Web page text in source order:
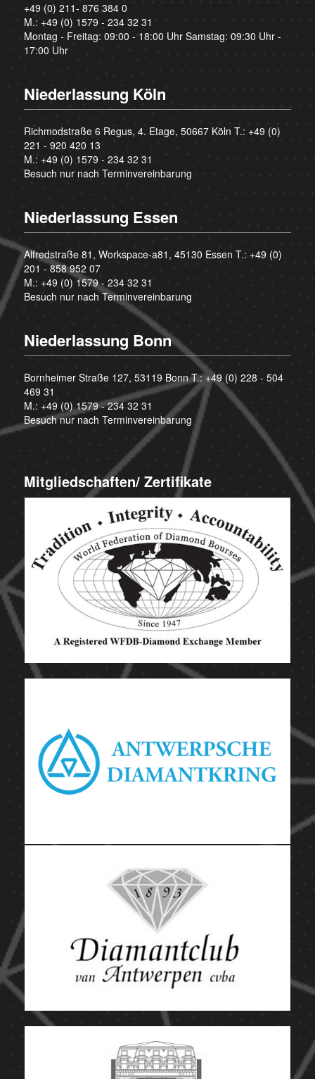
+49 (0) 211- 876 384 0
M.: +49 (0) 1579 - 234 32 31
Montag - Freitag: 09:00 - 18:00 Uhr Samstag: 09:30 Uhr -
17:00 Uhr
Niederlassung Köln
Richmodstraße 6 Regus, 4. Etage, 50667 Köln T.: +49 (0)
221 - 920 420 13
M.: +49 (0) 1579 - 234 32 31
Besuch nur nach Terminvereinbarung
Niederlassung Essen
Alfredstraße 81, Workspace-a81, 45130 Essen T.: +49 (0)
201 - 858 952 07
M.: +49 (0) 1579 - 234 32 31
Besuch nur nach Terminvereinbarung
Niederlassung Bonn
Bornheimer Straße 127, 53119 Bonn T.:+49 (0) 228 - 504
469 31
M.: +49 (0) 1579 - 234 32 31
Besuch nur nach Terminvereinbarung
Mitgliedschaften/ Zertifikate